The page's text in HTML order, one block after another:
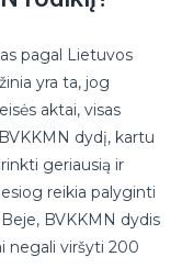
pagal Lietuvos
yra ta, jog
aktai, visas
dydį, kartu
geriausią ir
reikia palyginti
BVKKMN dydis
negali viršyti 200